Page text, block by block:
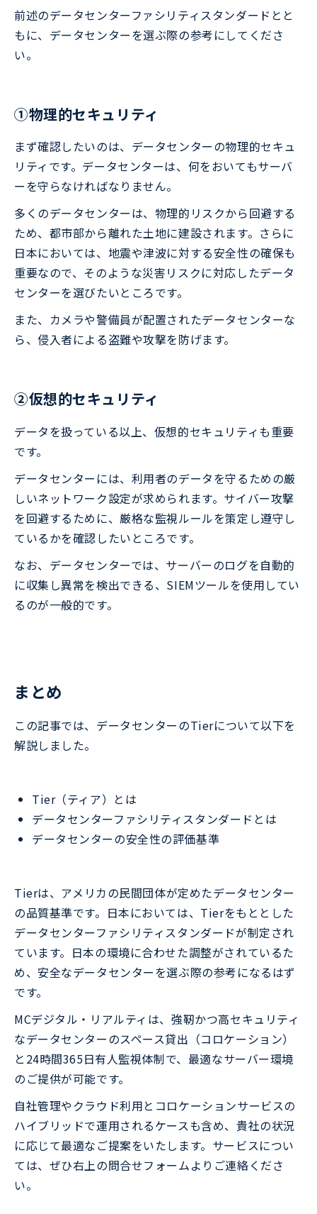
前述のデータセンターファシリティスタンダードとと
もに、データセンターを選ぶ際の参考にしてくださ
い。
①物理的セキュリティ
まず確認したいのは、データセンターの物理的セキュ
リティです。データセンターは、何をおいてもサーバ
ーを守らなければなりません。
多くのデータセンターは、物理的リスクから回避する
ため、都市部から離れた土地に建設されます。さらに
日本においては、地震や津波に対する安全性の確保も
重要なので、そのような災害リスクに対応したデータ
センターを選びたいところです。
また、カメラや警備員が配置されたデータセンターな
ら、侵入者による盗難や攻撃を防げます。
②仮想的セキュリティ
データを扱っている以上、仮想的セキュリティも重要
です。
データセンターには、利用者のデータを守るための厳
しいネットワーク設定が求められます。サイバー攻撃
を回避するために、厳格な監視ルールを策定し遵守し
ているかを確認したいところです。
なお、データセンターでは、サーバーのログを自動的
に収集し異常を検出できる、SIEMツールを使用してい
るのが一般的です。
まとめ
この記事では、データセンターのTierについて以下を
解説しました。
Tier（ティア）とは
データセンターファシリティスタンダードとは
データセンターの安全性の評価基準
Tierは、アメリカの民間団体が定めたデータセンター
の品質基準です。日本においては、Tierをもととした
データセンターファシリティスタンダードが制定され
ています。日本の環境に合わせた調整がされているた
め、安全なデータセンターを選ぶ際の参考になるはず
です。
MCデジタル・リアルティは、強靭かつ高セキュリティ
なデータセンターのスペース貸出（コロケーション）
と24時間365日有人監視体制で、最適なサーバー環境
のご提供が可能です。
自社管理やクラウド利用とコロケーションサービスの
ハイブリッドで運用されるケースも含め、貴社の状況
に応じて最適なご提案をいたします。サービスについ
ては、ぜひ右上の問合せフォームよりご連絡くださ
い。